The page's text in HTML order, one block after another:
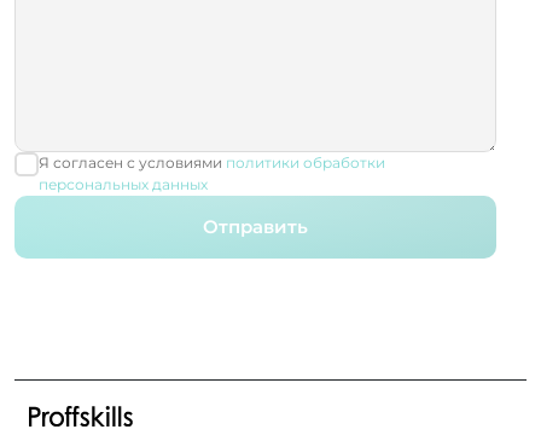
Я согласен с условиями политики обработки
персональных данных
Отправить